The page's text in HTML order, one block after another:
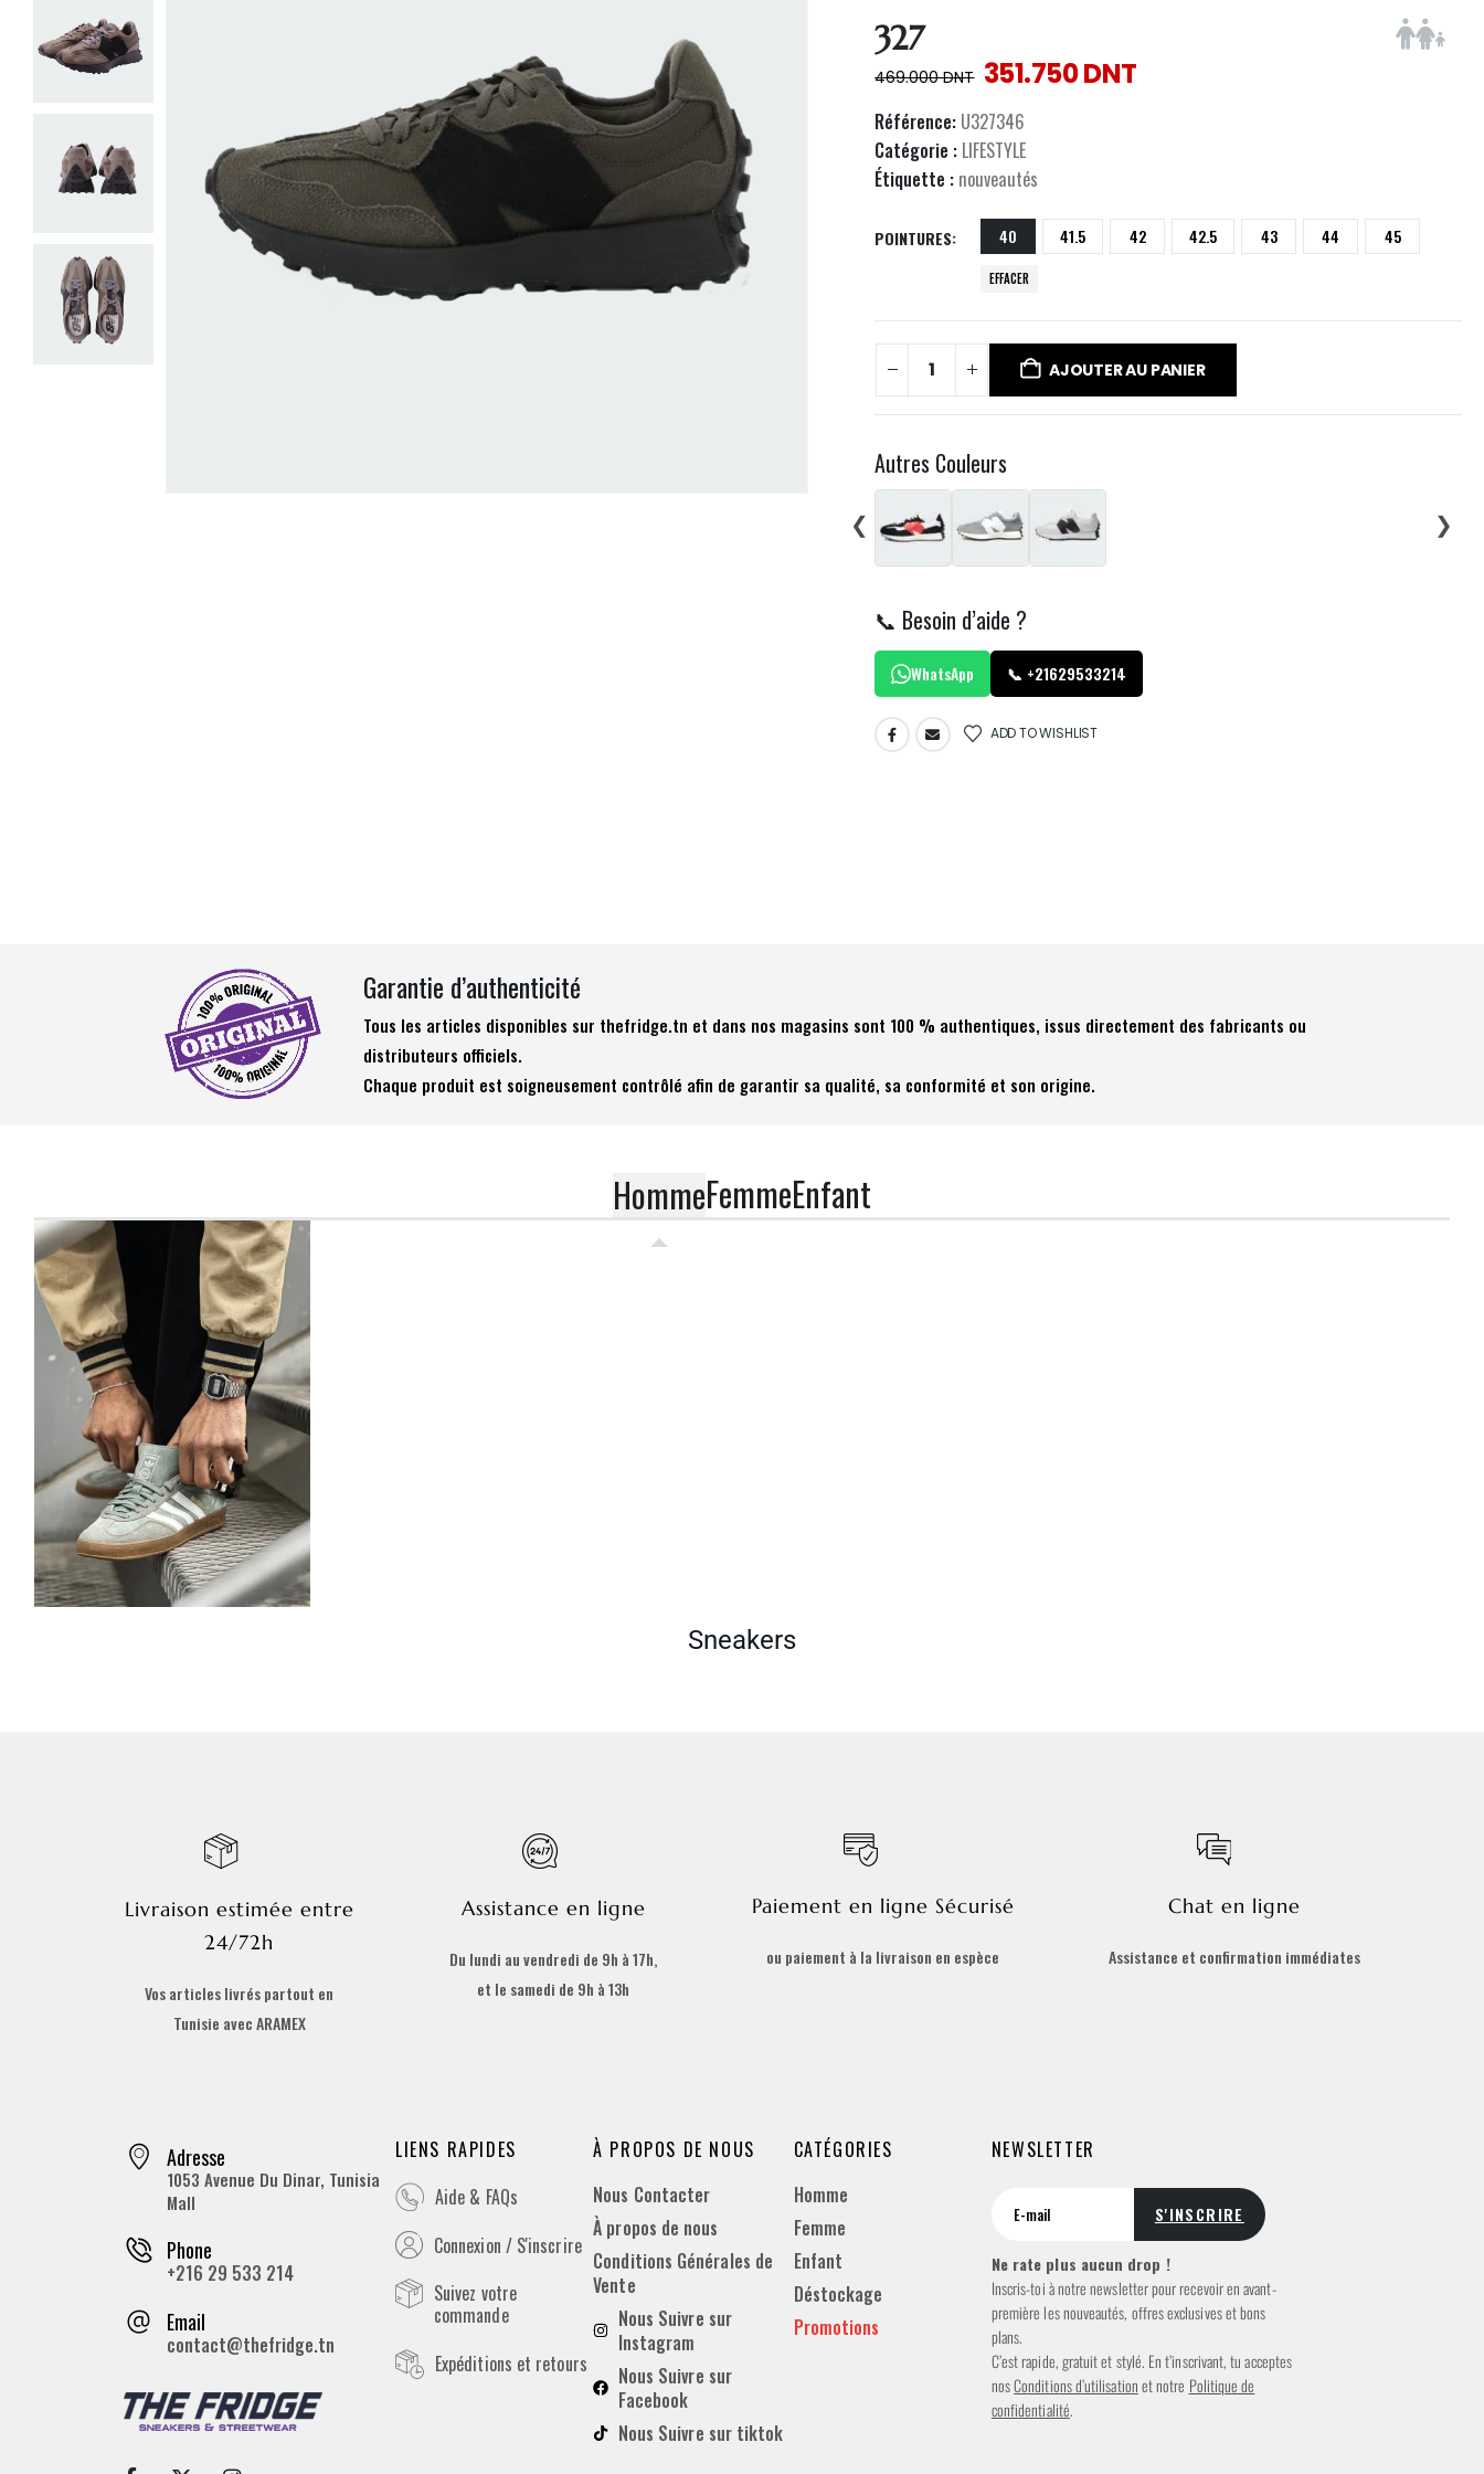
327
469.000DNT 351.750DNT
Référence: U327346
Catégorie : LIFESTYLE
Étiquette : nouveautés
POINTURES 40 41.5 42 42.5 43 44 45
EFFACER
AJOUTER AU PANIER
Autres Couleurs
❮
❯
📞 Besoin d’aide ?
WhatsApp 📞 +21629533214
ADD TO WISHLIST
Garantie d’authenticité
Tous les articles disponibles sur thefridge.tn et dans nos magasins sont 100 % authentiques, issus directement des fabricants ou
distributeurs officiels.
Chaque produit est soigneusement contrôlé afin de garantir sa qualité, sa conformité et son origine.
HommeFemmeEnfant
Sneakers
Livraison estimée entre
24/72h
Vos articles livrés partout en
Tunisie avec ARAMEX
Assistance en ligne
Du lundi au vendredi de 9h à 17h,
et le samedi de 9h à 13h
Paiement en ligne Sécurisé
ou paiement à la livraison en espèce
Chat en ligne
Assistance et confirmation immédiates
Adresse
1053 Avenue Du Dinar, Tunisia
Mall
Phone
+216 29 533 214
Email
contact@thefridge.tn
LIENS RAPIDES
Aide & FAQs
Connexion / S'inscrire
Suivez votre
commande
Expéditions et retours
À PROPOS DE NOUS
Nous Contacter
À propos de nous
Conditions Générales de
Vente
Nous Suivre sur
Instagram
Nous Suivre sur
Facebook
Nous Suivre sur tiktok
CATÉGORIES
Homme
Femme
Enfant
Déstockage
Promotions
NEWSLETTER
Ne rate plus aucun drop !
Inscris-toi à notre newsletter pour recevoir en avant-
première les nouveautés, offres exclusives et bons
plans.
C’est rapide, gratuit et stylé. En t’inscrivant, tu acceptes
nosConditions d’utilisationet notre Politique de
confidentialité.